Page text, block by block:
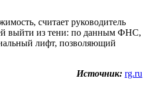
считает руководитель
выйти из тени: по данным ФНС,
лифт, позволяющий
Источник: rg.ru